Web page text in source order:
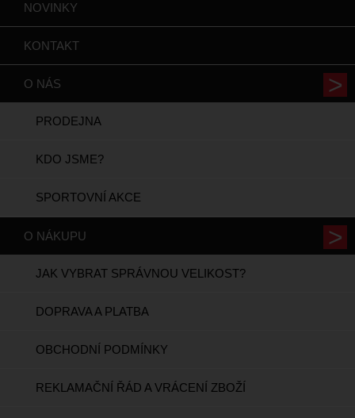
NOVINKY
KONTAKT
O NÁS
PRODEJNA
KDO JSME?
SPORTOVNÍ AKCE
O NÁKUPU
JAK VYBRAT SPRÁVNOU VELIKOST?
DOPRAVA A PLATBA
OBCHODNÍ PODMÍNKY
REKLAMAČNÍ ŘÁD A VRÁCENÍ ZBOŽÍ